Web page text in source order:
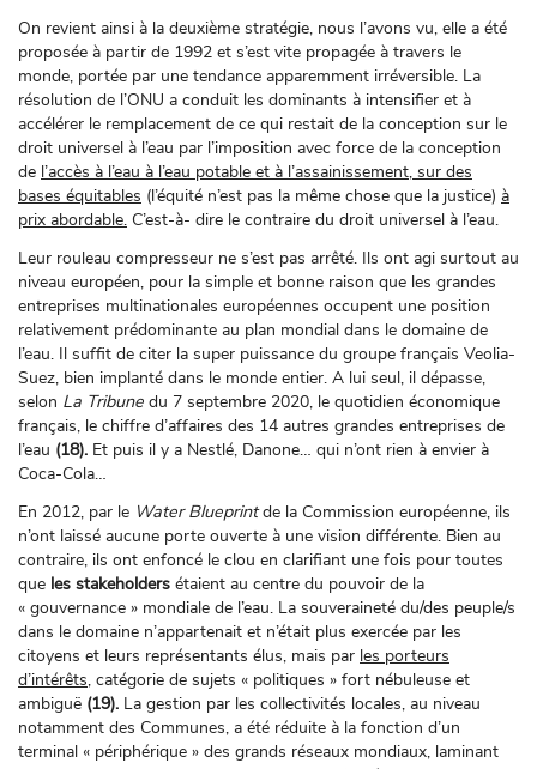
On revient ainsi à la deuxième stratégie, nous l’avons vu, elle a été
proposée à partir de 1992 et s’est vite propagée à travers le
monde, portée par une tendance apparemment irréversible. La
résolution de l’ONU a conduit les dominants à intensifier et à
accélérer le remplacement de ce qui restait de la conception sur le
droit universel à l’eau par l’imposition avec force de la conception
de l’accès à l’eau à l’eau potable et à l’assainissement, sur des
bases équitables (l’équité n’est pas la même chose que la justice) à
prix abordable. C’est-à- dire le contraire du droit universel à l’eau.
Leur rouleau compresseur ne s’est pas arrêté. Ils ont agi surtout au
niveau européen, pour la simple et bonne raison que les grandes
entreprises multinationales européennes occupent une position
relativement prédominante au plan mondial dans le domaine de
l’eau. Il suffit de citer la super puissance du groupe français Veolia-
Suez, bien implanté dans le monde entier. A lui seul, il dépasse,
selon La Tribune du 7 septembre 2020, le quotidien économique
français, le chiffre d’affaires des 14 autres grandes entreprises de
l’eau (18). Et puis il y a Nestlé, Danone… qui n’ont rien à envier à
Coca-Cola…
En 2012, par le Water Blueprintde la Commission européenne, ils
n’ont laissé aucune porte ouverte à une vision différente. Bien au
contraire, ils ont enfoncé le clou en clarifiant une fois pour toutes
que les stakeholders étaient au centre du pouvoir de la
« gouvernance » mondiale de l’eau. La souveraineté du/des peuple/s
dans le domaine n’appartenait et n’était plus exercée par les
citoyens et leurs représentants élus, mais par les porteurs
d’intérêts , catégorie de sujets « politiques » fort nébuleuse et
ambiguë (19). La gestion par les collectivités locales, au niveau
notamment des Communes, a été réduite à la fonction d’un
terminal « périphérique » des grands réseaux mondiaux, laminant